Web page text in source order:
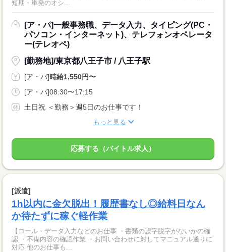
短期・単発のオシ...
[ア・パ]一般事務職、データ入力、タイピング(PC・
パソコン・インターネット)、テレフォンオペレータ
ー(テレオペ)
[勤務地]/東京都八王子市 / 八王子駅
[ア・パ]時給1,550円〜
[ア・パ]08:30〜17:15
土日祝 ＜勤務＞週5日のお仕事です！
もっと見る
応募する（バイトル求人）
[派遣]
1h以内に金欠脱出！履歴書なし◎給料日なん
か待たずに稼ぐ軽作業
【コール・データ入力などのお仕事 ・書類の誤字脱字がないかの確
認 ・不備内容の確認作業 ・お問い合わせに対してマニュアル通りに
対応 他のお仕事も...